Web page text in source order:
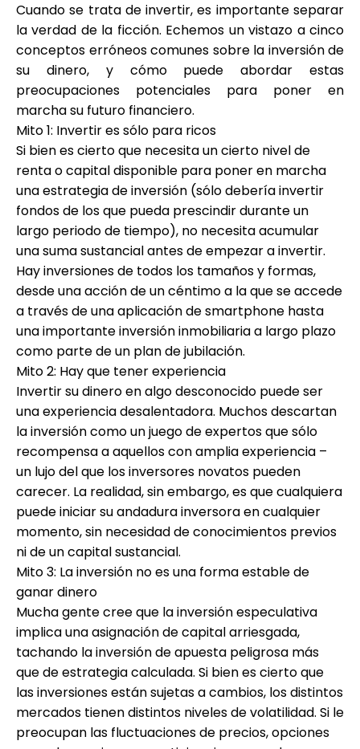
Ayuda
Mi Cuenta
Obtener financiación
ask@scrambleup.com
+372 712 2955
Cuando se trata de invertir, es importante separar
la verdad de la ficción. Echemos un vistazo a cinco
conceptos erróneos comunes sobre la inversión de
su dinero, y cómo puede abordar estas
preocupaciones potenciales para poner en
marcha su futuro financiero.
Mito 1: Invertir es sólo para ricos
Si bien es cierto que necesita un cierto nivel de
renta o capital disponible para poner en marcha
una estrategia de inversión (sólo debería invertir
fondos de los que pueda prescindir durante un
largo periodo de tiempo), no necesita acumular
una suma sustancial antes de empezar a invertir.
Hay inversiones de todos los tamaños y formas,
desde una acción de un céntimo a la que se accede
a través de una aplicación de smartphone hasta
una importante inversión inmobiliaria a largo plazo
como parte de un plan de jubilación.
Mito 2: Hay que tener experiencia
Invertir su dinero en algo desconocido puede ser
una experiencia desalentadora. Muchos descartan
la inversión como un juego de expertos que sólo
recompensa a aquellos con amplia experiencia –
un lujo del que los inversores novatos pueden
carecer. La realidad, sin embargo, es que cualquiera
puede iniciar su andadura inversora en cualquier
momento, sin necesidad de conocimientos previos
ni de un capital sustancial.
Mito 3: La inversión no es una forma estable de
ganar dinero
Mucha gente cree que la inversión especulativa
implica una asignación de capital arriesgada,
tachando la inversión de apuesta peligrosa más
que de estrategia calculada. Si bien es cierto que
las inversiones están sujetas a cambios, los distintos
mercados tienen distintos niveles de volatilidad. Si le
preocupan las fluctuaciones de precios, opciones